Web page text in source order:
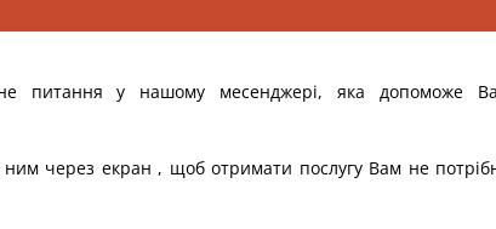
питання у нашому месенджері, яка допоможе
ним через екран , щоб отримати послугу Вам не